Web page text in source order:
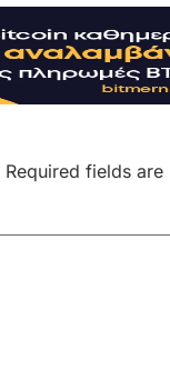
Required fields are